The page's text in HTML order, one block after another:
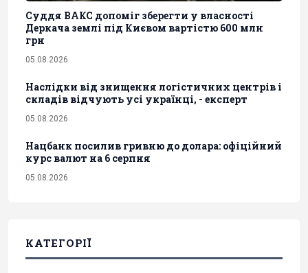
Суддя ВАКС допоміг зберегти у власності
Деркача землі під Києвом вартістю 600 млн
грн
05.08.2026
Наслідки від знищення логістичних центрів і
складів відчують усі українці, - експерт
05.08.2026
Нацбанк посилив гривню до долара: офіційний
курс валют на 6 серпня
05.08.2026
КАТЕГОРІЇ